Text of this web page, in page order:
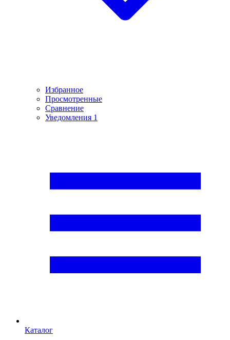
Избранное
Просмотренные
Сравнение
Уведомления 1
Каталог